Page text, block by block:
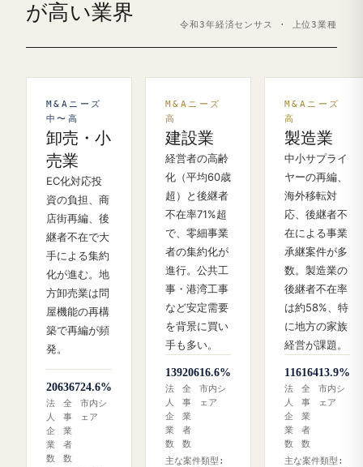
が高い業界
令和3年経済センサス · 上位3業種
M&Aニーズ
中〜高
卸売・小
売業
EC化対応投
資の負担、商
店街再編、後
継者不在で大
手による集約
化が進む。地
方卸売業は問
屋機能の再構
築で再編が頻
発。
206
法
人
企
業
数
367
全
事
業
者
数
24.6%
市内シ
ェア
M&Aニーズ
高
建設業
経営者の高齢
化（平均60歳
超）と後継者
不在率71%超
で、零細事業
者の集約化が
進行。公共工
事・港湾工事
など安定需要
を背景に買い
手も多い。
139
法
人
企
業
数
206
全
事
業
者
数
16.6%
市内シ
ェア
主な案件類型:
M&Aニーズ
高
製造業
中小サプライ
ヤーの再編、
海外移転対
応、後継者不
在による事業
承継案件が多
数。製造業の
後継者不在率
は約58%、特
に地方の家族
経営が課題。
116
法
人
企
業
数
164
全
事
業
者
数
13.9%
市内シ
ェア
主な案件類型: